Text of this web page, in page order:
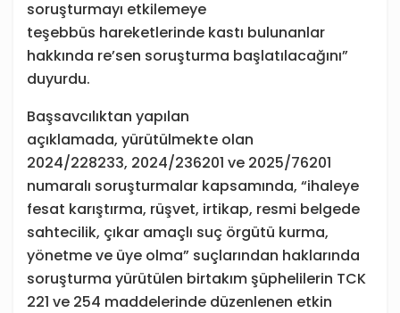
soruşturmayı etkilemeye
teşebbüs hareketlerinde kastı bulunanlar
hakkında re’sen soruşturma başlatılacağını”
duyurdu.
Başsavcılıktan yapılan
açıklamada, yürütülmekte olan
2024/228233, 2024/236201 ve 2025/76201
numaralı soruşturmalar kapsamında, “ihaleye
fesat karıştırma, rüşvet, irtikap, resmi belgede
sahtecilik, çıkar amaçlı suç örgütü kurma,
yönetme ve üye olma” suçlarından haklarında
soruşturma yürütülen birtakım şüphelilerin TCK
221 ve 254 maddelerinde düzenlenen etkin